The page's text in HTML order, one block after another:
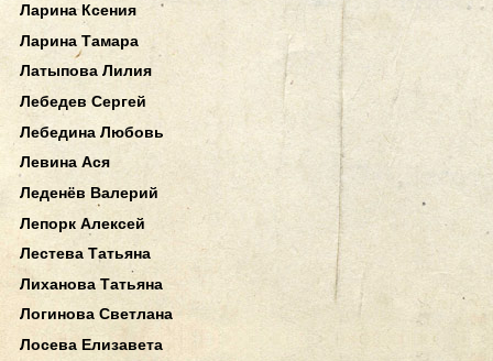
Ларина Ксения
Ларина Тамара
Латыпова Лилия
Лебедев Сергей
Лебедина Любовь
Левина Ася
Леденёв Валерий
Лепорк Алексей
Лестева Татьяна
Лиханова Татьяна
Логинова Светлана
Лосева Елизавета